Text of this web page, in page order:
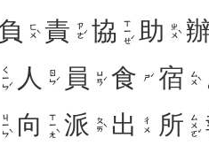
ㄈㄨˋ 責 ㄗㄜˊ 協 ㄒㄧㄝˊ 助 ㄓㄨˋ
ㄑㄧㄣˊ 人 ㄖㄣˊ 員 ㄩㄢˊ 食 ㄕˊ 宿 ㄙㄨˋ
ㄐㄧㄣˋ 向 ㄒㄧㄤˋ 派 ㄆㄞˋ 出 ㄔㄨ 所 ㄙㄨㄛˇ